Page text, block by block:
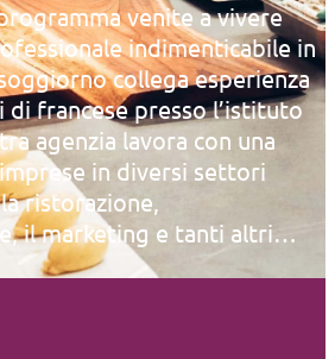
venite a vivere
indimenticabile in
collega esperienza
di francese presso l’istituto
agenzia lavora con una
in diversi settori
ristorazione,
il marketing e tanti altri…